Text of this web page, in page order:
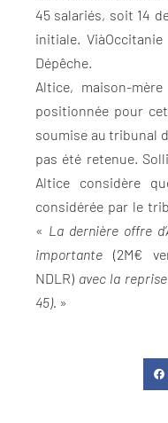
45 salariés, soit 14
initiale.
Dépêche.
Altice, maison-
positionnée pour
soumise au tribunal
pas été retenue.
Altice considère
considérée par le
« La dernière offre
importante (2M€
NDLR) avec la
45). »